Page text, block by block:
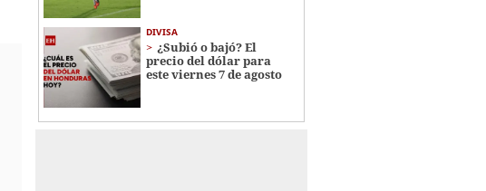
DIVISA
¿Subió o bajó? El
precio del dólar para
este viernes 7 de agosto